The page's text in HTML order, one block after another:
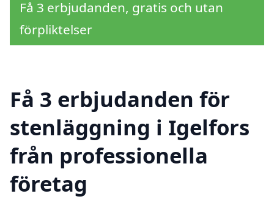
Få 3 erbjudanden, gratis och utan
förpliktelser
Få 3 erbjudanden för
stenläggning i Igelfors
från professionella
företag